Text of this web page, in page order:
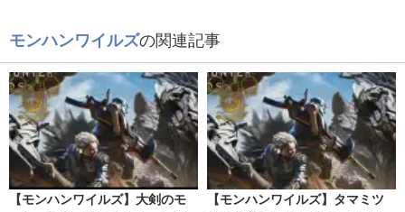
モンハンワイルズの関連記事
【モンハンワイルズ】大剣のモ
【モンハンワイルズ】タマミツ